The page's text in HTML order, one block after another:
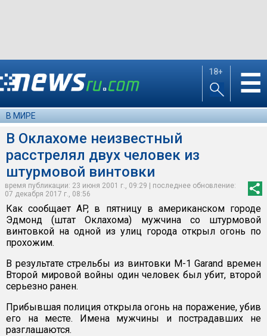
18+ ☰
В МИРЕ
В Оклахоме неизвестный
расстрелял двух человек из
штурмовой винтовки
время публикации: 23 июня 2001 г., 09:29 | последнее обновление:
07 декабря 2017 г., 08:56
Как сообщает AP, в пятницу в американском городе
Эдмонд (штат Оклахома) мужчина со штурмовой
винтовкой на одной из улиц города открыл огонь по
прохожим.
В результате стрельбы из винтовки M-1 Garand времен
Второй мировой войны один человек был убит, второй
серьезно ранен.
Прибывшая полиция открыла огонь на поражение, убив
его на месте. Имена мужчины и пострадавших не
разглашаются.